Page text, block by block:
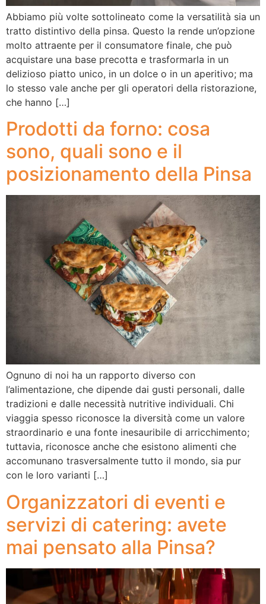
Abbiamo più volte sottolineato come la versatilità sia un
tratto distintivo della pinsa. Questo la rende un’opzione
molto attraente per il consumatore finale, che può
acquistare una base precotta e trasformarla in un
delizioso piatto unico, in un dolce o in un aperitivo; ma
lo stesso vale anche per gli operatori della ristorazione,
che hanno […]
Prodotti da forno: cosa
sono, quali sono e il
posizionamento della Pinsa
Ognuno di noi ha un rapporto diverso con
l’alimentazione, che dipende dai gusti personali, dalle
tradizioni e dalle necessità nutritive individuali. Chi
viaggia spesso riconosce la diversità come un valore
straordinario e una fonte inesauribile di arricchimento;
tuttavia, riconosce anche che esistono alimenti che
accomunano trasversalmente tutto il mondo, sia pur
con le loro varianti […]
Organizzatori di eventi e
servizi di catering: avete
mai pensato alla Pinsa?